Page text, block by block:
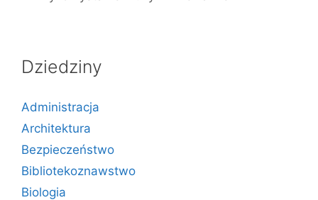
Dziedziny
Administracja
Architektura
Bezpieczeństwo
Bibliotekoznawstwo
Biologia